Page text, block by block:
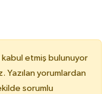
kabul etmiş bulunuyor
Yazılan yorumlardan
sorumlu